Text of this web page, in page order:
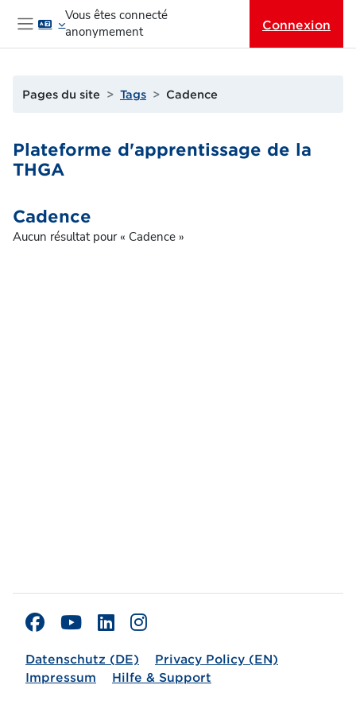
Passer au contenu principal
Panneau latéral
Vous êtes connecté
anonymement
Connexion
Pages du site Tags Cadence
Plateforme d'apprentissage de la
THGA
Cadence
Aucun résultat pour « Cadence »
Datenschutz (DE)
Privacy Policy (EN)
Impressum
Hilfe & Support